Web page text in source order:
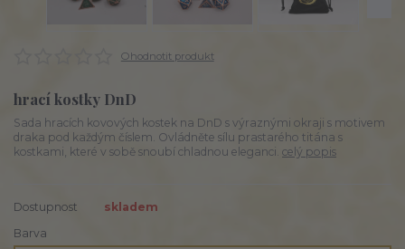
Ohodnotit produkt
hrací kostky DnD
Sada hracích kovových kostek na DnD s výraznými okraji s motivem
draka pod každým číslem. Ovládněte sílu prastarého titána s
kostkami, které v sobě snoubí chladnou eleganci. celý popis
Dostupnost
skladem
Barva